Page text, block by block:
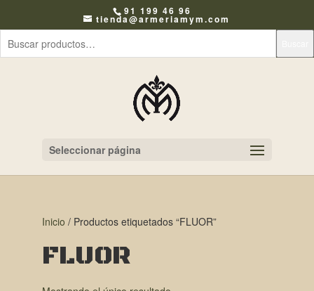
91 199 46 96
tienda@armeriamym.com
Seleccionar página
Inicio / Productos etiquetados “FLUOR”
FLUOR